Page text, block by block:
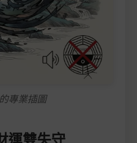
專業插圖
運雙失守